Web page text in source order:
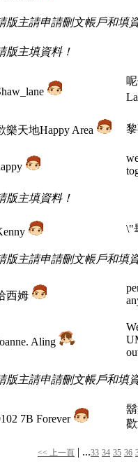
版主請申請刪文帳戶和填
版主填資料！
樂天地Happy Area
版主填資料！
\"
版主請申請刪文帳戶和填
西姆
Aling
版主請申請刪文帳戶和填
7B Forever
<< 上一頁 | ...33 34 35 36